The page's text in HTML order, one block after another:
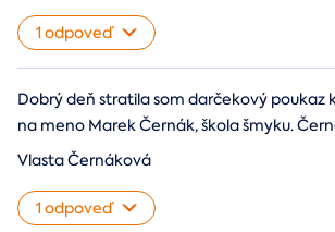
1 odpoveď
Dobrý deň stratila som darčekový poukaz
na meno Marek Černák, škola šmyku.
Vlasta Černáková
1 odpoveď